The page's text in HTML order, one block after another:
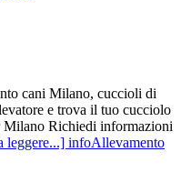
cani Milano, cuccioli di
e trova il tuo cucciolo
Richiedi informazioni
leggere...] infoAllevamento